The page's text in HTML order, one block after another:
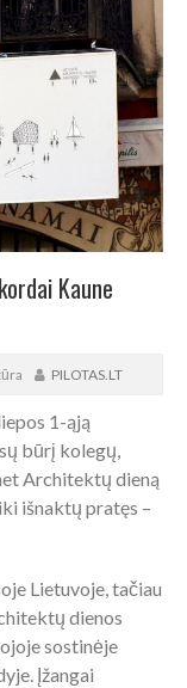
Kaune
PILOTAS.LT
1-ąją
būrį kolegų,
Architektų dieną
išnaktų pratęs –
Lietuvoje, tačiau
dienos
sostinėje
Įžangai